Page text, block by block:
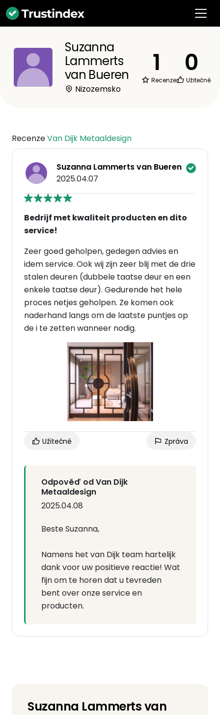
Suzanna
Lammerts
van Bueren
Nizozemsko
1
Recenze
0
Užitečné
RecenzeVan Dijk Metaaldesign
Suzanna Lammerts van Bueren
2025.04.07
Bedrijf met kwaliteit producten en dito
service!
Zeer goed geholpen, gedegen advies en
idem service. Ook wij zijn zeer blij met de drie
stalen deuren (dubbele taatse deur en een
enkele taatse deur). Gedurende het hele
proces netjes geholpen. Ze komen ook
naderhand langs om de laatste puntjes op
de i te zetten wanneer nodig.
Užitečné Zpráva
Odpověď od Van Dijk
Metaaldesign
2025.04.08
Beste Suzanna,
Namens het van Dijk team hartelijk
dank voor uw positieve reactie! Wat
fijn om te horen dat u tevreden
bent over onze service en
producten.
Suzanna Lammerts van